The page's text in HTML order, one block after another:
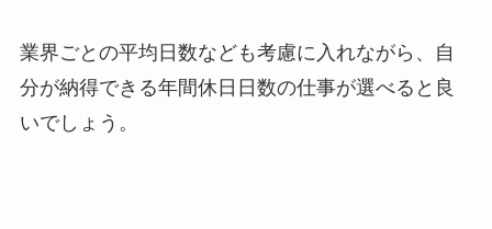
業界ごとの平均日数なども考慮に入れながら、自
分が納得できる年間休日日数の仕事が選べると良
いでしょう。